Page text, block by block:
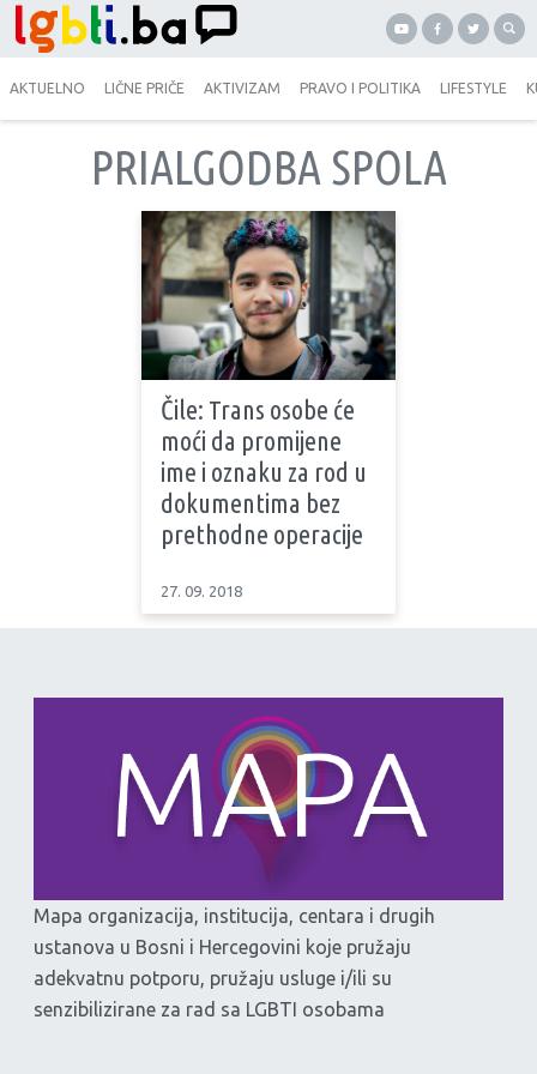
AKTUELNO LIČNE PRIČE AKTIVIZAM PRAVO I POLITIKA LIFESTYLE
PRIALGODBA SPOLA
Čile: Trans osobe će
moći da promijene
ime i oznaku za rod u
dokumentima bez
prethodne operacije
27. 09. 2018
Mapa organizacija, institucija, centara i drugih
ustanova u Bosni i Hercegovini koje pružaju
adekvatnu potporu, pružaju usluge i/ili su
senzibilizirane za rad sa LGBTI osobama